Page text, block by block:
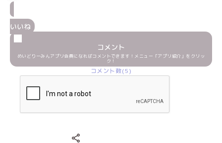
いいね
コメント
めいどりーみんアプリ会員になればコメントできます！メニュー「アプリ紹介」をクリッ
ク！
コメント数(5)